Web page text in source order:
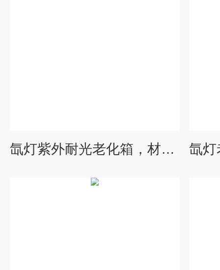
氙灯紫外耐光老化箱，材料抗老化检测